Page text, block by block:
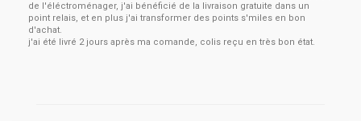
de l'éléctroménager, j'ai bénéficié de la livraison gratuite dans un
point relais, et en plus j'ai transformer des points s'miles en bon
d'achat.
j'ai été livré 2 jours après ma comande, colis reçu en très bon état.